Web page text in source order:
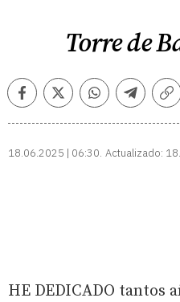
Torre de
FacebookTwitterWhatsapp
18.06.2025 | 06:30 Actualizado:
HE DEDICADO tantos